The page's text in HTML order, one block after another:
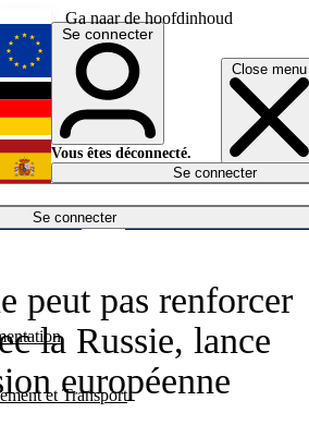
Ga naar de hoofdinhoud
Close menu
Se connecter
et Transport
Économie
English
Deutsch
Español
Se connecter
Vous êtes déconnecté.
Se connecter
peut pas renforcer
la Russie, lance
européenne